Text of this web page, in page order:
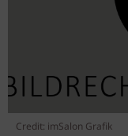
Credit: imSalon Grafik